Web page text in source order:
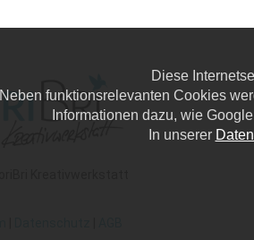
Diese
Neben funktionsrelevanten Cookies
Informationen dazu, wie
In unserer